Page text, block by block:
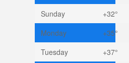
Sunday
+32°
Monday
+35°
Tuesday
+37°